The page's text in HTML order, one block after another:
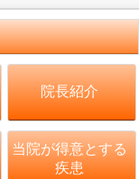
院長紹介
当院が得意とする
疾患